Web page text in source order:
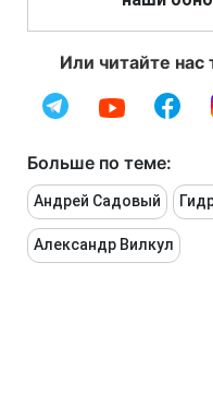
Или читайте нас
Больше по теме:
Андрей Садовый
Александр Вилкул